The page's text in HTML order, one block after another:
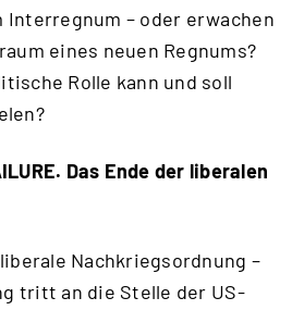
Interregnum – oder erwachen
eines neuen Regnums?
Rolle kann und soll
Das Ende der liberalen
Nachkriegsordnung –
tritt an die Stelle der US-